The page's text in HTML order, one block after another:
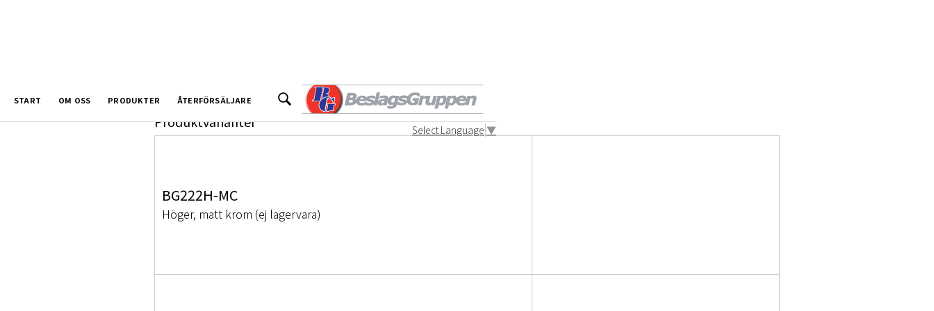
START OM OSS PRODUKTER ÅTERFÖRSÄLJARE
Select Language ▼
Produktvarianter
BG222H-MC
Höger, matt krom (ej lagervara)